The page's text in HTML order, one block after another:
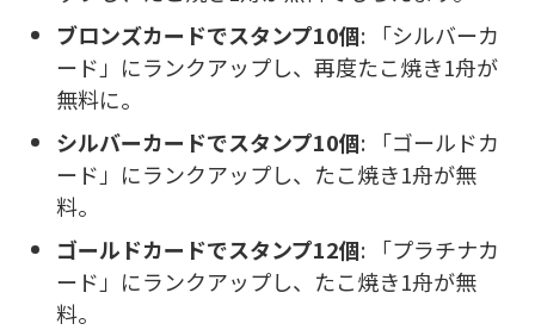
ブロンズカードでスタンプ10個: 「シルバーカ
ード」にランクアップし、再度たこ焼き1舟が
無料に。
シルバーカードでスタンプ10個: 「ゴールドカ
ード」にランクアップし、たこ焼き1舟が無
料。
ゴールドカードでスタンプ12個: 「プラチナカ
ード」にランクアップし、たこ焼き1舟が無
料。